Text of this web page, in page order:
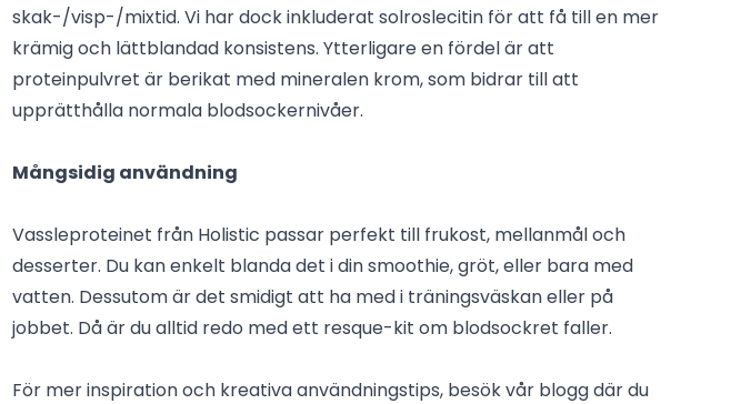
skak-/visp-/mixtid. Vi har dock inkluderat solroslecitin för att få till en mer
krämig och lättblandad konsistens. Ytterligare en fördel är att
proteinpulvret är berikat med mineralen krom, som bidrar till att
upprätthålla normala blodsockernivåer.
Mångsidig användning
Vassleproteinet från Holistic passar perfekt till frukost, mellanmål och
desserter. Du kan enkelt blanda det i din smoothie, gröt, eller bara med
vatten. Dessutom är det smidigt att ha med i träningsväskan eller på
jobbet. Då är du alltid redo med ett resque-kit om blodsockret faller.
För mer inspiration och kreativa användningstips, besök vår blogg där du